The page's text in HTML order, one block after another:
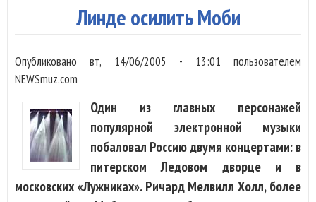
Линде осилить Моби
Опубликовановт, 14/06/2005 - 13:01 пользователем
NEWSmuz.com
Один из главных персонажей
популярной электронной музыки
побаловал Россию двумя концертами: в
питерском Ледовом дворце и в
московских «Лужниках». Ричард Мелвилл Холл, более